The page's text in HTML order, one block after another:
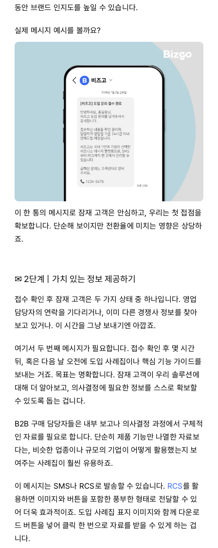
동안 브랜드 인지도를 높일 수 있습니다.
실제 메시지 예시를 볼까요?
이 한 통의 메시지로 잠재 고객은 안심하고, 우리는 첫 접점을
확보합니다. 단순해 보이지만 전환율에 미치는 영향은 상당하
죠.
✉ 2단계 | 가치 있는 정보 제공하기
접수 확인 후 잠재 고객은 두 가지 상태 중 하나입니다. 영업
담당자의 연락을 기다리거나, 이미 다른 경쟁사 정보를 찾아
보고 있거나. 이 시간을 그냥 보내기엔 아깝죠.
여기서 두 번째 메시지가 필요합니다. 접수 확인 후 몇 시간
뒤, 혹은 다음 날 오전에 도입 사례집이나 핵심 기능 가이드를
보내는 거죠. 목표는 명확합니다. 잠재 고객이 우리 솔루션에
대해 더 알아보고, 의사결정에 필요한 정보를 스스로 확보할
수 있도록 돕는 겁니다.
B2B 구매 담당자들은 내부 보고나 의사결정 과정에서 구체적
인 자료를 필요로 합니다. 단순히 제품 기능만 나열한 자료보
다는, 비슷한 업종이나 규모의 기업이 어떻게 활용했는지 보
여주는 사례집이 훨씬 유용하죠.
이 메시지는 SMS나 RCS로 발송할 수 있습니다. RCS를 활
용하면 이미지와 버튼을 포함한 풍부한 형태로 전달할 수 있
어 더욱 효과적이죠. 도입 사례집 표지 이미지와 함께 다운로
드 버튼을 넣어 클릭 한 번으로 자료를 받을 수 있게 하는 겁
니다.